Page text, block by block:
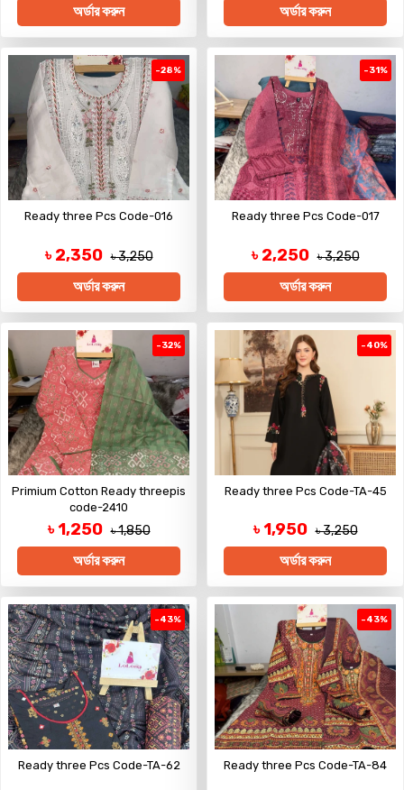
অর্ডার করুন অর্ডার করুন
-28%
Ready three Pcs Code-016
৳ 2,350 ৳ 3,250
অর্ডার করুন
-31%
Ready three Pcs Code-017
৳ 2,250 ৳ 3,250
অর্ডার করুন
-32%
Primium Cotton Ready threepis
code-2410
৳ 1,250 ৳ 1,850
অর্ডার করুন
-40%
Ready three Pcs Code-TA-45
৳ 1,950 ৳ 3,250
অর্ডার করুন
-43%
Ready three Pcs Code-TA-62
-43%
Ready three Pcs Code-TA-84